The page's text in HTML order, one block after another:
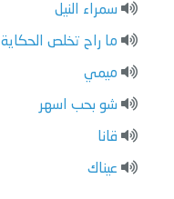
سمراء النيل
ما راح تخلص الحكاية
ميمي
شو بحب اسهر
قانا
عيناك